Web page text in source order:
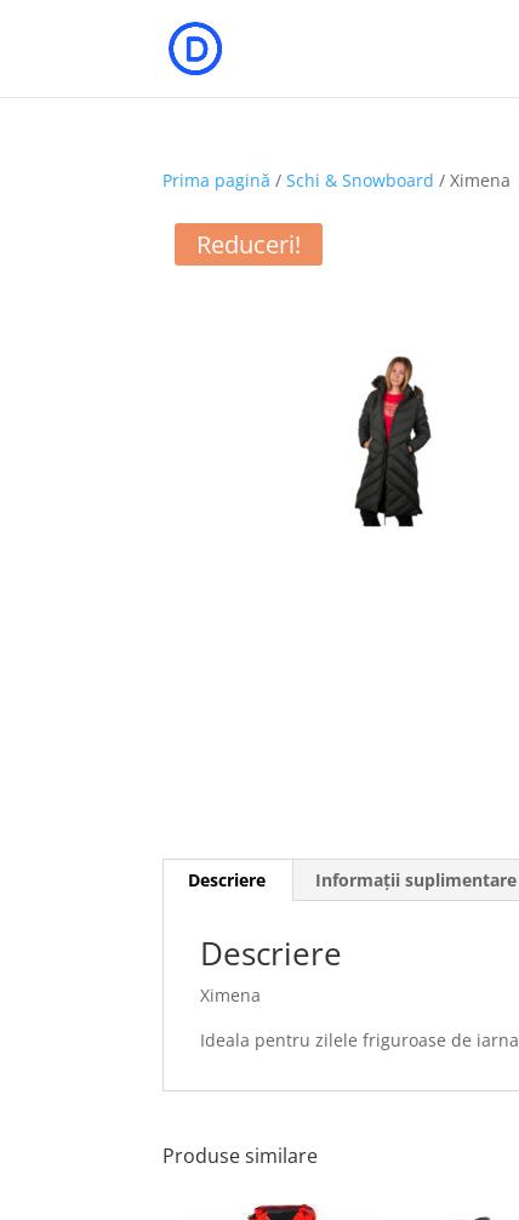
Prima pagină /Schi & Snowboard / Ximena
Reduceri!
Descriere Informații suplimentare
Descriere
Ximena
Ideala pentru zilele friguroase de iarna
Produse similare